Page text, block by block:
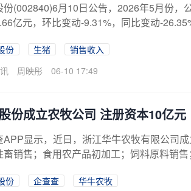
份(002840)6月10日公告，2026年5月份，
亿元，环比变动-9.31%，同比变动-
份 生猪
销售收入
周映彤 06-10 17:49
份成立农牧公司 注册资本10亿元
APP显示，近日，浙江华牛农牧有限公司
畜销售；食用农产品初加工；饲料原料销
份 企查查
华牛农牧